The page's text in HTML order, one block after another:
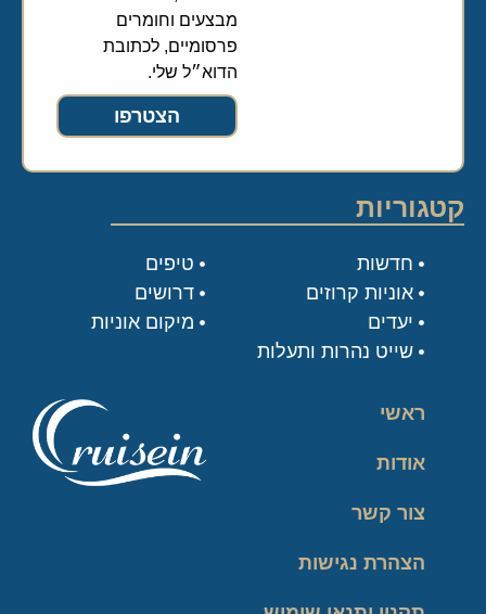
מבצעים וחומרים
פרסומיים, לכתובת
הדוא״ל שלי.
הצטרפו
ראשי
אודות
צור קשר
הצהרת נגישות
קטגוריות
טיפים
דרושים
מיקום אוניות
חדשות
אוניות קרוזים
יעדים
שייט נהרות ותעלות